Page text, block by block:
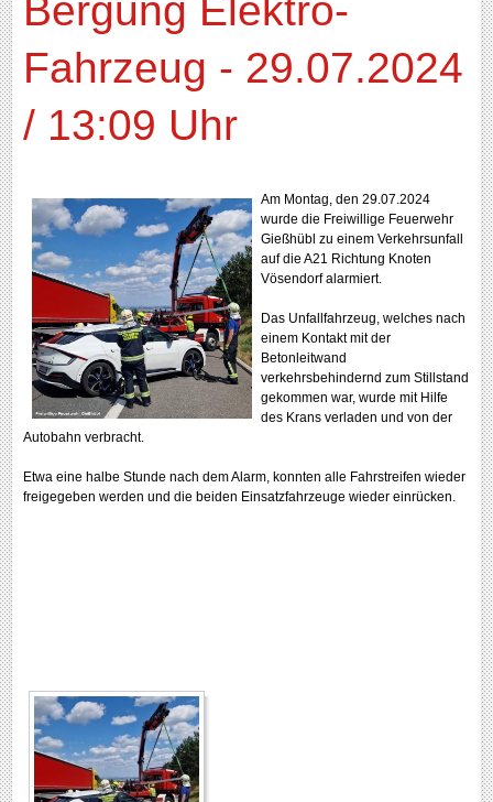
Bergung Elektro-
Fahrzeug - 29.07.2024
/ 13:09 Uhr
Am Montag, den 29.07.2024
wurde die Freiwillige Feuerwehr
Gießhübl zu einem Verkehrsunfall
auf die A21 Richtung Knoten
Vösendorf alarmiert.
Das Unfallfahrzeug, welches nach
einem Kontakt mit der
Betonleitwand
verkehrsbehindernd zum Stillstand
gekommen war, wurde mit Hilfe
des Krans verladen und von der
Autobahn verbracht.
Etwa eine halbe Stunde nach dem Alarm, konnten alle Fahrstreifen wieder
freigegeben werden und die beiden Einsatzfahrzeuge wieder einrücken.